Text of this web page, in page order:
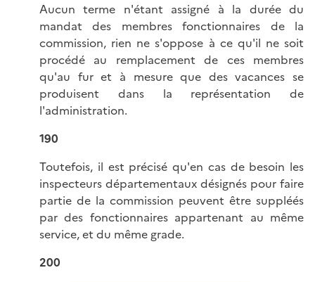
Aucun terme n'étant assigné à la durée du
mandat des membres fonctionnaires de la
commission, rien ne s'oppose à ce qu'il ne soit
procédé au remplacement de ces membres
qu'au fur et à mesure que des vacances se
produisent dans la représentation de
l'administration.
190
Toutefois, il est précisé qu'en cas de besoin les
inspecteurs départementaux désignés pour faire
partie de la commission peuvent être suppléés
par des fonctionnaires appartenant au même
service, et du même grade.
200